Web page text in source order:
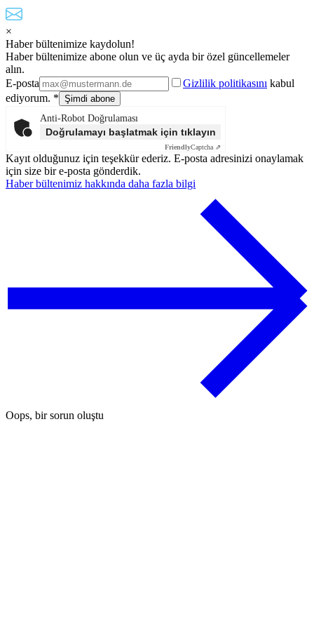
×
Haber bültenimize kaydolun!
Haber bültenimize abone olun ve üç ayda bir özel güncellemeler
alın.
E-posta
Gizlilik politikasını kabul
ediyorum. *
Anti-Robot Doğrulaması
Doğrulamayı başlatmak için tıklayın
FriendlyCaptcha ⇗
Kayıt olduğunuz için teşekkür ederiz. E-posta adresinizi onaylamak
için size bir e-posta gönderdik.
Haber bültenimiz hakkında daha fazla bilgi
Oops, bir sorun oluştu